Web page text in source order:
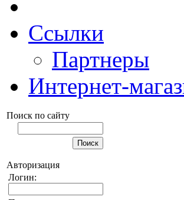
Ссылки
Партнеры
Интернет-
Поиск по сайту
Авторизация
Логин: